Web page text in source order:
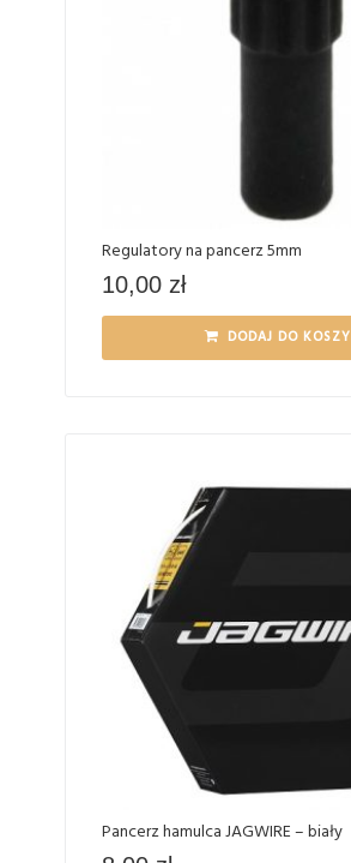
Regulatory na pancerz 5mm
10,00 zł
DODAJ DO
Pancerz hamulca JAGWIRE – biały